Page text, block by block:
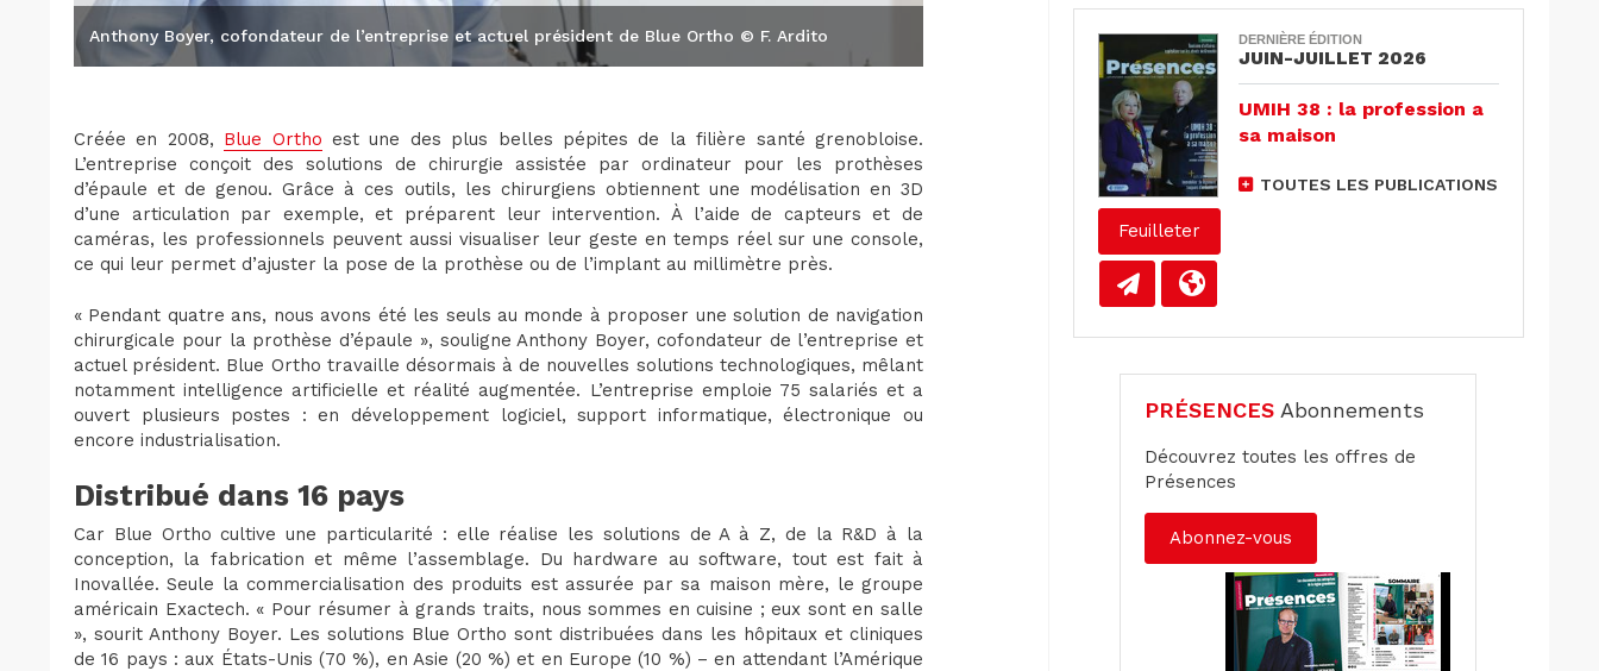
Anthony Boyer, cofondateur de l’entreprise et actuel président de Blue Ortho © F. Ardito
Créée en 2008, Blue Ortho est une des plus belles pépites de la filière santé grenobloise.
L’entreprise conçoit des solutions de chirurgie assistée par ordinateur pour les prothèses
d’épaule et de genou. Grâce à ces outils, les chirurgiens obtiennent une modélisation en 3D
d’une articulation par exemple, et préparent leur intervention. À l’aide de capteurs et de
caméras, les professionnels peuvent aussi visualiser leur geste en temps réel sur une console,
ce qui leur permet d’ajuster la pose de la prothèse ou de l’implant au millimètre près.
« Pendant quatre ans, nous avons été les seuls au monde à proposer une solution de navigation
chirurgicale pour la prothèse d’épaule », souligne Anthony Boyer, cofondateur de l’entreprise et
actuel président. Blue Ortho travaille désormais à de nouvelles solutions technologiques, mêlant
notamment intelligence artificielle et réalité augmentée. L’entreprise emploie 75 salariés et a
ouvert plusieurs postes : en développement logiciel, support informatique, électronique ou
encore industrialisation.
Distribué dans 16 pays
Car Blue Ortho cultive une particularité : elle réalise les solutions de A à Z, de la R&D à la
conception, la fabrication et même l’assemblage. Du hardware au software, tout est fait à
Inovallée. Seule la commercialisation des produits est assurée par sa maison mère, le groupe
américain Exactech. « Pour résumer à grands traits, nous sommes en cuisine ; eux sont en salle
», sourit Anthony Boyer. Les solutions Blue Ortho sont distribuées dans les hôpitaux et cliniques
de 16 pays : aux États-Unis (70 %), en Asie (20 %) et en Europe (10 %) – en attendant l’Amérique
Feuilleter
DERNIÈRE ÉDITION
JUIN-JUILLET 2026
UMIH 38 : la profession a
sa maison
TOUTES LES PUBLICATIONS
PRÉSENCES Abonnements
Découvrez toutes les offres de
Présences
Abonnez-vous